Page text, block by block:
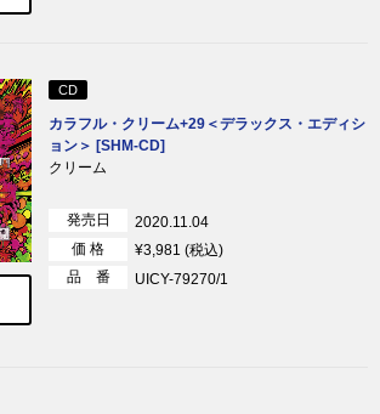
CD
カラフル・クリーム+29＜デラックス・エディシ
ョン＞ [SHM-CD]
クリーム
発売日
2020.11.04
価 格
¥3,981 (税込)
品 番
UICY-79270/1